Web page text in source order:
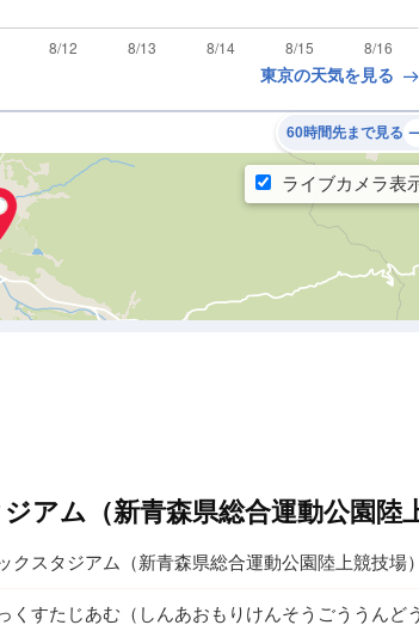
東京の天気を見る
60時間先まで見る
アム（新青森県総合運動公園陸
クスタジアム（新青森県総合運動公園陸上競技場）
くすたじあむ（しんあおもりけんそうごううんどう